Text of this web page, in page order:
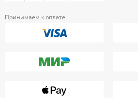
Принимаем к оплате